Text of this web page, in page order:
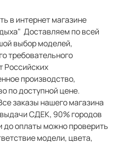
в интернет магазине
Доставляем по всей
выбор моделей,
требовательного
Российских
производство,
по доступной цене.
заказы нашего магазина
СДЕК, 90% городов
до оплаты можно проверить
модели, цвета,